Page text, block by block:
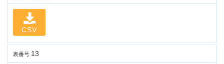
CSV
表番号 13